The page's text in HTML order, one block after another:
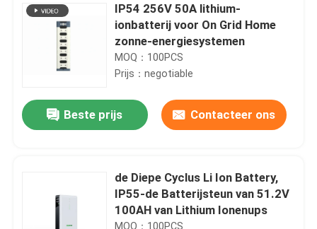
IP54 256V 50A lithium-
ionbatterij voor On Grid Home
zonne-energiesystemen
MOQ：100PCS
Prijs：negotiable
Beste prijs Contacteer ons
de Diepe Cyclus Li Ion Battery,
IP55-de Batterijsteun van 51.2V
100AH van Lithium Ionenups
MOQ：100PCS